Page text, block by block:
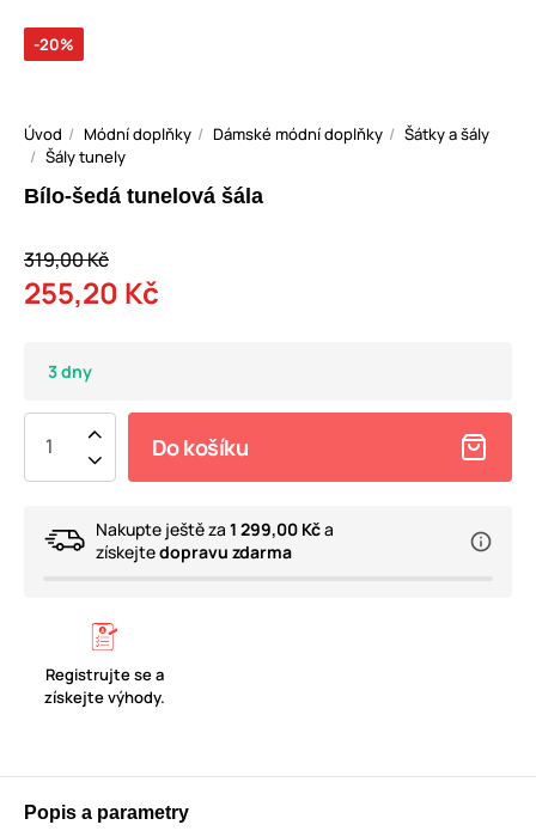
-20%
Úvod Módní doplňky Dámské módní doplňky
Šátky a šály
Šály tunely
Bílo-šedá tunelová šála
319,00 Kč
255,20 Kč
3 dny
Do košíku
Nakupte ještě za 1 299,00 Kča
získejtedopravu zdarma
Registrujte se a
získejte výhody.
Popis a parametry